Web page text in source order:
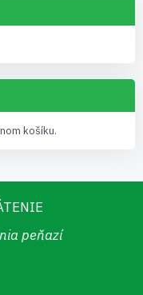
košíku.
peňazí